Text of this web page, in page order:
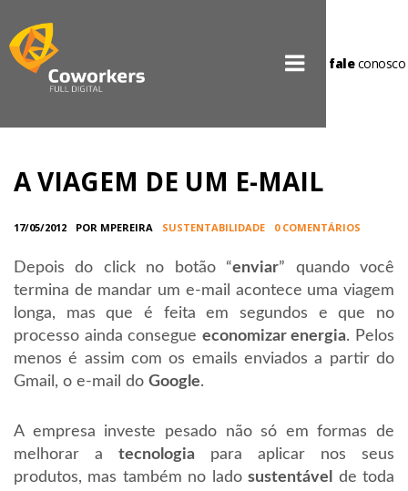
faleconosco
A VIAGEM DE UM E-MAIL
17/05/2012 POR MPEREIRA SUSTENTABILIDADE 0 COMENTÁRIOS
Depois do click no botão “enviar” quando você
termina de mandar um e-mail acontece uma viagem
longa, mas que é feita em segundos e que no
processo ainda consegue economizar energia. Pelos
menos é assim com os emails enviados a partir do
Gmail, o e-mail do Google.
A empresa investe pesado não só em formas de
melhorar a tecnologia para aplicar nos seus
produtos, mas também no ladosustentável
de toda